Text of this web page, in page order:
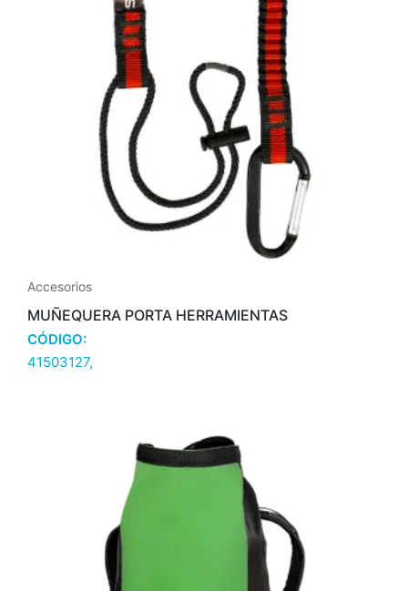
Accesorios
MUÑEQUERA PORTA HERRAMIENTAS
CÓDIGO:
41503127,